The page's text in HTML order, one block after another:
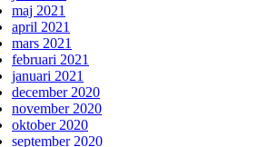
maj 2021
april 2021
mars 2021
februari 2021
januari 2021
december 2020
november 2020
oktober 2020
september 2020